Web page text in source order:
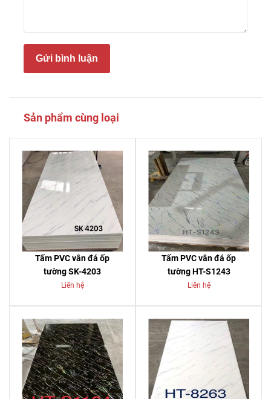
Gửi bình luận
Sản phẩm cùng loại
Tấm PVC vân đá ốp
tường SK-4203
Liên hệ
Tấm PVC vân đá ốp
tường HT-S1243
Liên hệ